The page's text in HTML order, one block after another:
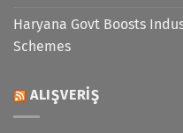
Haryana Govt Boosts
Schemes
ALIŞVERIŞ